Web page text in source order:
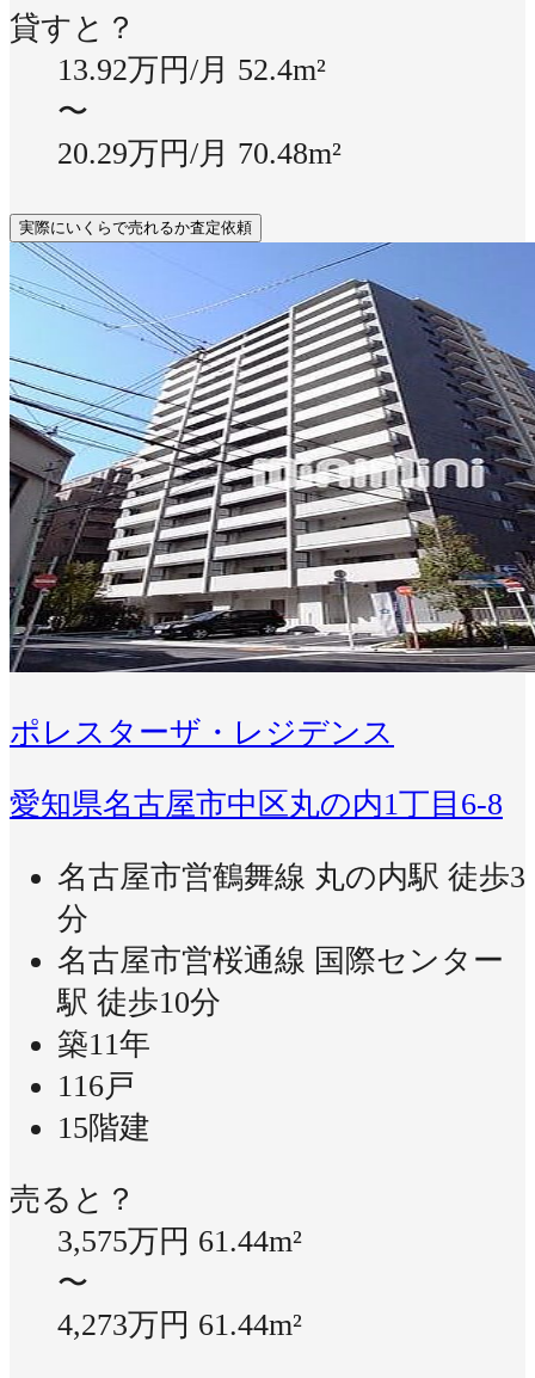
貸すと？
13.92万円/月 52.4m²
〜
20.29万円/月 70.48m²
実際にいくらで売れるか査定依頼
ポレスターザ・レジデンス
愛知県名古屋市中区丸の内1丁目6-8
名古屋市営鶴舞線 丸の内駅 徒歩3
分
名古屋市営桜通線 国際センター
駅 徒歩10分
築11年
116戸
15階建
売ると？
3,575万円 61.44m²
〜
4,273万円 61.44m²